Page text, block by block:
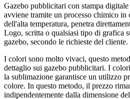
Gazebo pubblicitari con stampa
avviene tramite un processo chimico
dell'alta temperatura, penetra
Logo, scritta o qualsiasi tipo di grafica
gazebo, secondo le richieste del cliente.
I colori sono molto vivaci, questo
dettaglio sui gazebo pubblicitari. I
la sublimazione garantisce un utilizzo
colore. In questo metodo, il prezzo
indipendentemente dalla dimensione